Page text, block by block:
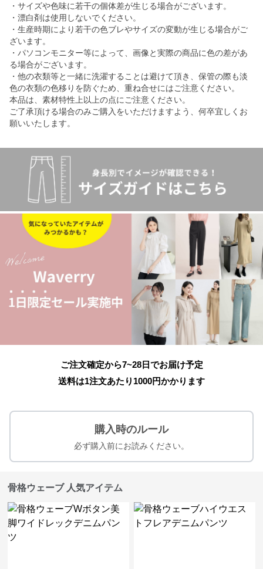
・サイズや色味に若干の個体差が生じる場合がございます。
・漂白剤は使用しないでください。
・生産時期により若干の色ブレやサイズの変動が生じる場合がご
ざいます。
・パソコンモニター等によって、画像と実際の商品に色の差があ
る場合がございます。
・他の衣類等と一緒に洗濯することは避けて頂き、保管の際も淡
色の衣類の色移りを防ぐため、重ね合せにはご注意ください。
本品は、素材特性上以上の点にご注意ください。
ご了承頂ける場合のみご購入をいただけますよう、何卒宜しくお
願いいたします。
ご注文確定から7~28日でお届け予定
送料は1注文あたり 1000円かかります
購入時のルール
必ず購入前にお読みください。
骨格ウェーブ 人気アイテム